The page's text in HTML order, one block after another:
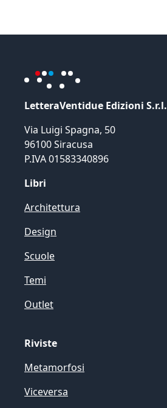
LetteraVentidue Edizioni S.r.l.
Via Luigi Spagna, 50
96100 Siracusa
P.IVA 01583340896
Libri
Architettura
Design
Scuole
Temi
Outlet
Riviste
Metamorfosi
Viceversa